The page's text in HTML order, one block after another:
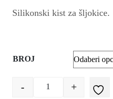
Silikonski kist za šljokice.
BROJ
Quantity
- +